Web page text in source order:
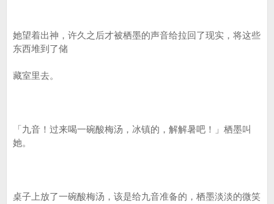
她望着出神，许久之后才被栖墨的声音给拉回了现实，将这些
东西堆到了储
藏室里去。
「九音！过来喝一碗酸梅汤，冰镇的，解解暑吧！」栖墨叫
她。
桌子上放了一碗酸梅汤，该是给九音准备的，栖墨淡淡的微笑